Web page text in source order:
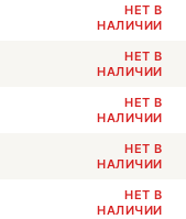
НЕТ В
НАЛИЧИИ
НЕТ В
НАЛИЧИИ
НЕТ В
НАЛИЧИИ
НЕТ В
НАЛИЧИИ
НЕТ В
НАЛИЧИИ